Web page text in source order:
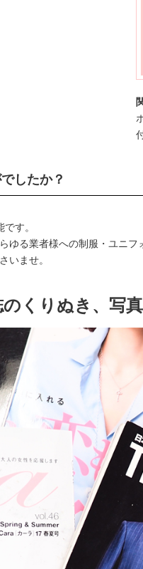
したか？
す。
る業者様への制服・ユニフ
いませ。
のくりぬき、写